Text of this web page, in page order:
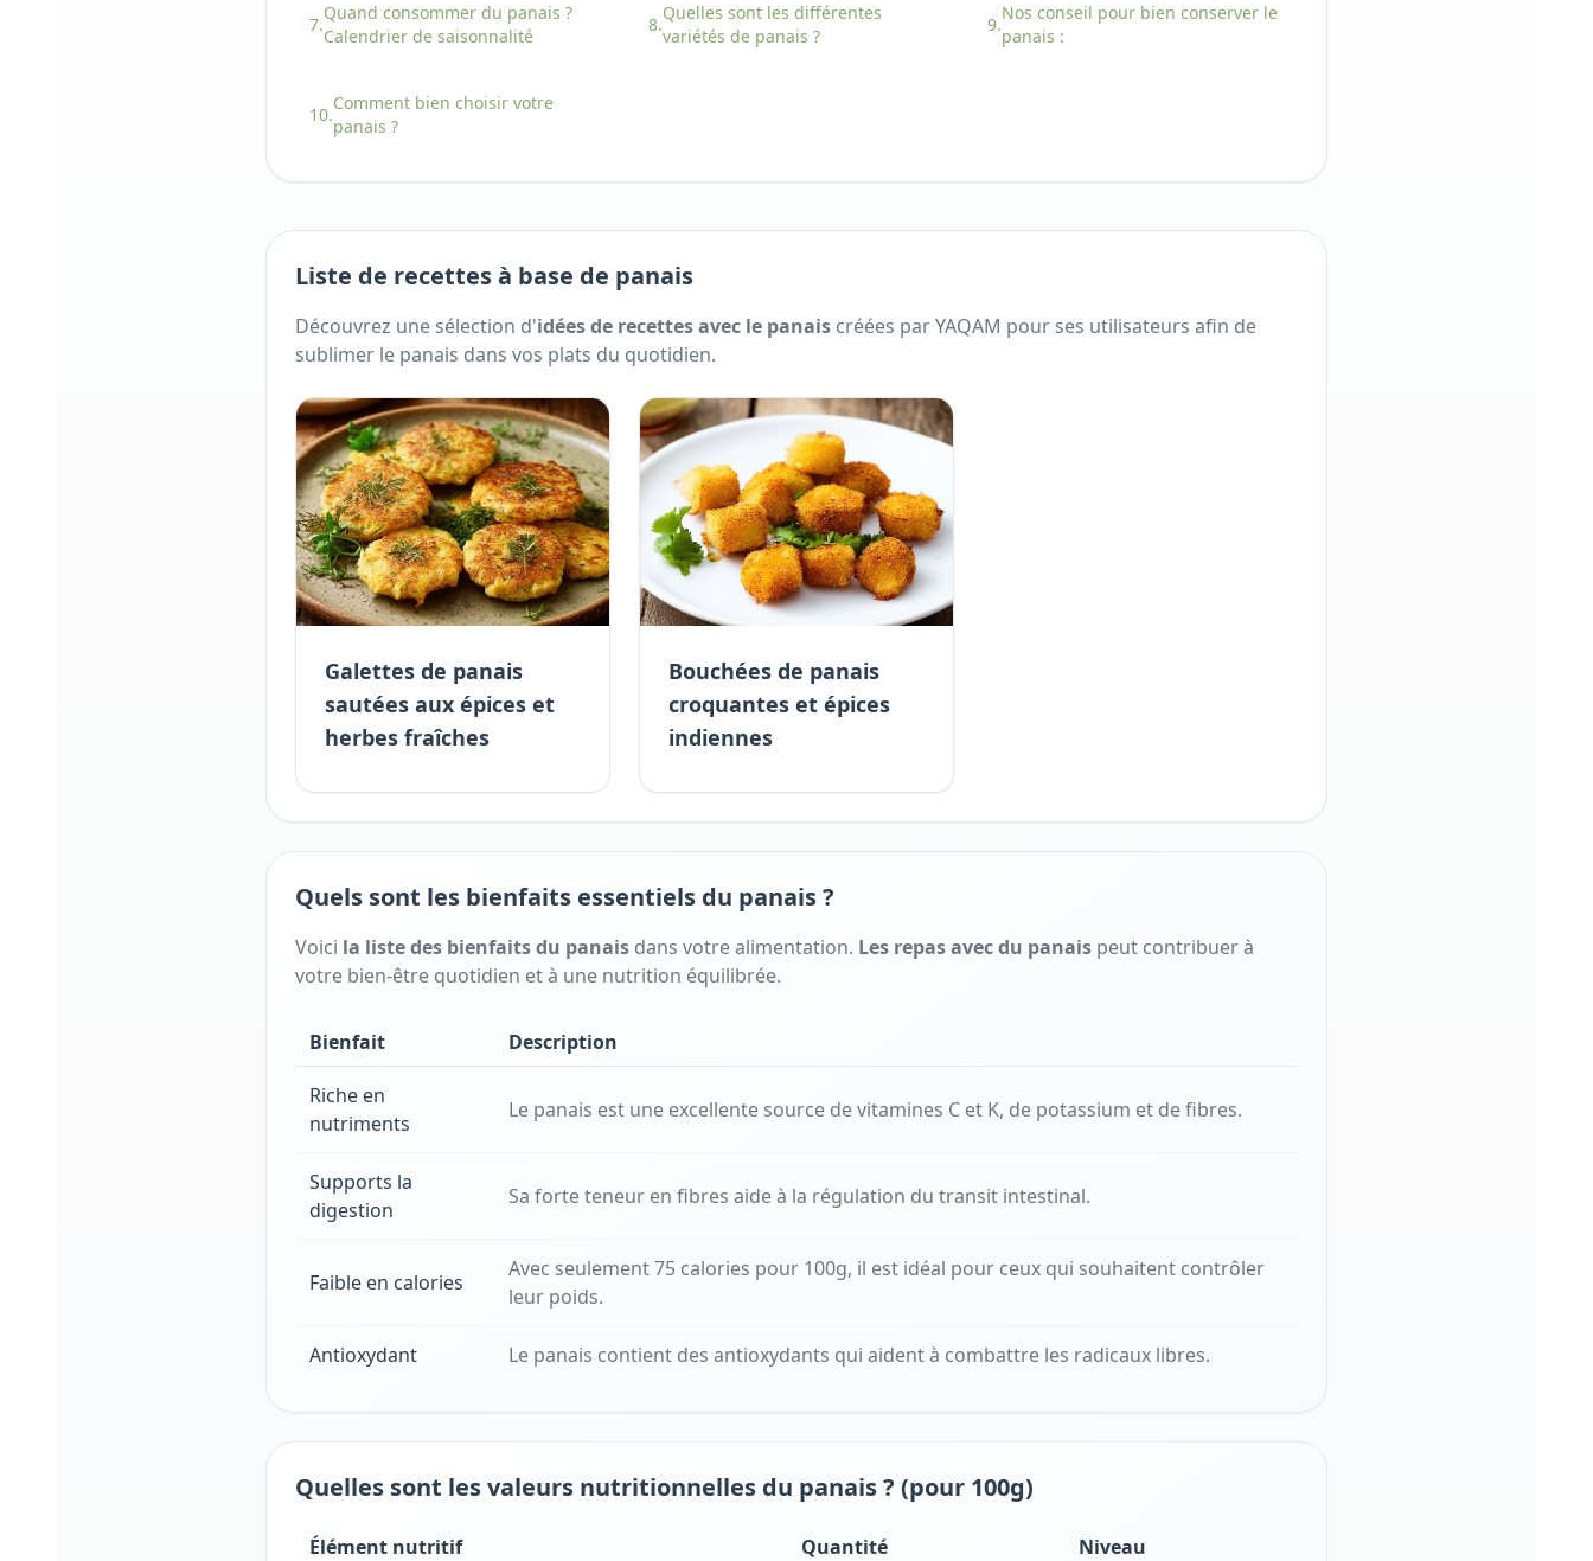
7.
Quand consommer du panais ?
Calendrier de saisonnalité
8.
Quelles sont les différentes
variétés de panais ?
9.
Nos conseil pour bien conserver le
panais :
10.
Comment bien choisir votre
panais ?
Liste de recettes à base de panais
Découvrez une sélection d'idées de recettes avec le panais créées par YAQAM pour ses utilisateurs afin de
sublimer le panais dans vos plats du quotidien.
Galettes de panais
sautées aux épices et
herbes fraîches
Bouchées de panais
croquantes et épices
indiennes
Quels sont les bienfaits essentiels du panais ?
Voici la liste des bienfaitsdu panais dans votre alimentation. Les repas avecdu panais peut contribuer à
votre bien-être quotidien et à une nutrition équilibrée.
Bienfait Description
Riche en
nutriments
Le panais est une excellente source de vitamines C et K, de potassium et de fibres.
Supports la
digestion
Sa forte teneur en fibres aide à la régulation du transit intestinal.
Faible en calories
Avec seulement 75 calories pour 100g, il est idéal pour ceux qui souhaitent contrôler
leur poids.
Antioxydant Le panais contient des antioxydants qui aident à combattre les radicaux libres.
Quelles sont les valeurs nutritionnelles du panais ? (pour 100g)
Élément nutritif Quantité Niveau